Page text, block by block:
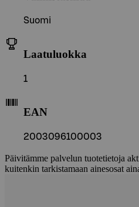
Suomi
Laatuluokka
1
EAN
2003096100003
Päivitämme palvelun tuotetietoja
kuitenkin tarkistamaan ainesosat